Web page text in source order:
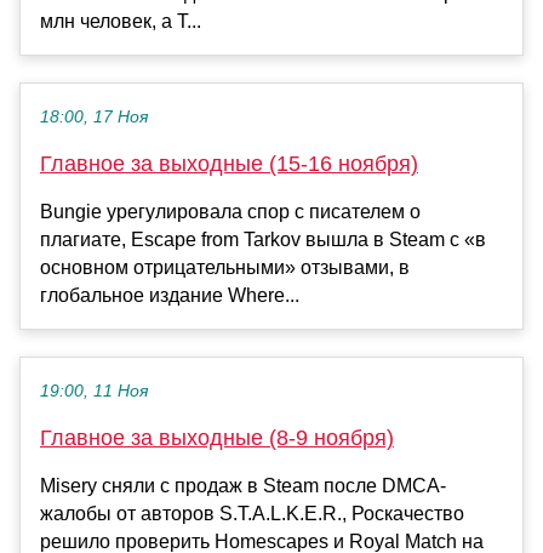
млн человек, а T...
18:00, 17 Ноя
Главное за выходные (15-16 ноября)
Bungie урегулировала спор с писателем о
плагиате, Escape from Tarkov вышла в Steam с «в
основном отрицательными» отзывами, в
глобальное издание Where...
19:00, 11 Ноя
Главное за выходные (8-9 ноября)
Misery сняли с продаж в Steam после DMCA-
жалобы от авторов S.T.A.L.K.E.R., Роскачество
решило проверить Homescapes и Royal Match на